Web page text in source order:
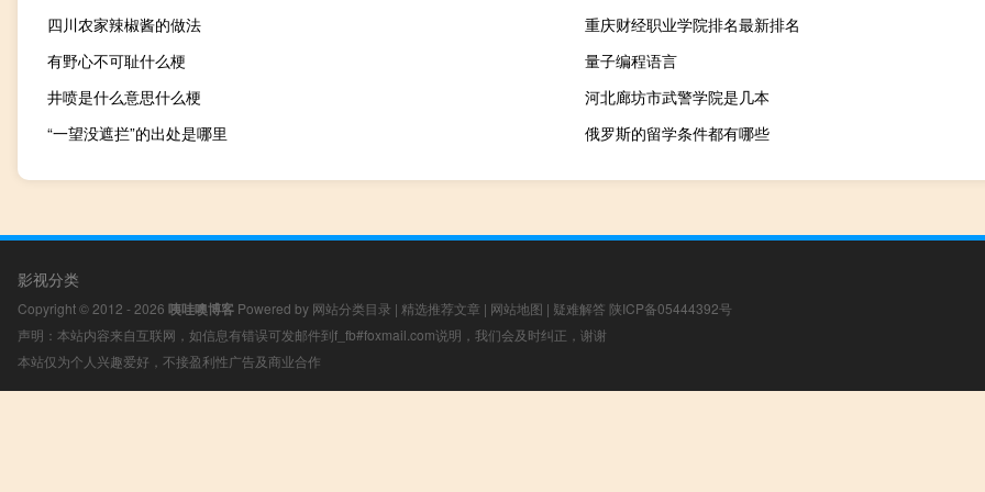
四川农家辣椒酱的做法
重庆财经职业学院排名最新排名
有野心不可耻什么梗
量子编程语言
井喷是什么意思什么梗
河北廊坊市武警学院是几本
“一望没遮拦”的出处是哪里
俄罗斯的留学条件都有哪些
影视分类
Copyright © 2012 - 2026 咦哇噢博客 Powered by 网站分类目录 | 精选推荐文章 | 网站地图 | 疑难解答 陕ICP备05444392号
声明：本站内容来自互联网，如信息有错误可发邮件到f_fb#foxmail.com说明，我们会及时纠正，谢谢
本站仅为个人兴趣爱好，不接盈利性广告及商业合作